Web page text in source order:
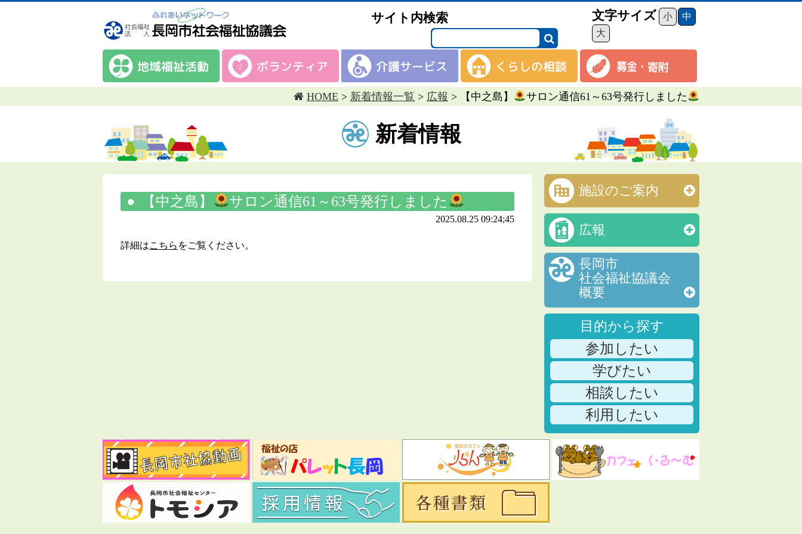
サイト内検索 文字サイズ 小
中
大
HOME > 新着情報一覧 > 広報 > 【中之島】 サロン通信61～63号発行しました
新着情報
【中之島】 サロン通信61～63号発行しました
2025.08.25 09:24;45
詳細はこちら をご覧ください。
施設のご案内
広報
長岡市
社会福祉協議会
概要
目的から探す
参加したい
学びたい
相談したい
利用したい